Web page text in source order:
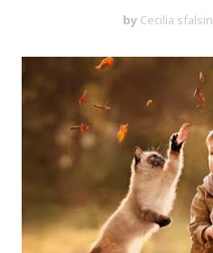
by Cecilia sfalsin